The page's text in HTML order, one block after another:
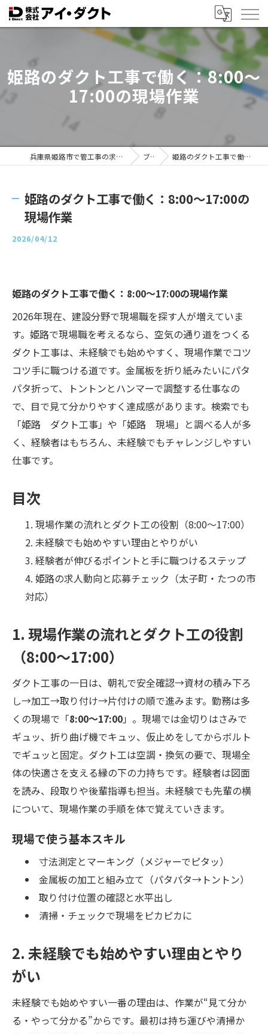
姫路のダクト工事で働く：8:00〜
17:00の現場作業
兵庫県姫路市で管工事の求人なら株式会社アイ・ダクト ブログ 姫路のダクト工事で働く：8:00〜17:00の現場作業
姫路のダクト工事で働く：8:00〜17:00の
現場作業
2026/04/12
姫路のダクト工事で働く：8:00〜17:00の現場作業
2026年現在、建設分野で現場職を探す人が増えていま
す。姫路で現場職を考えるなら、空気の通り道をつくる
ダクト工事は、未経験でも始めやすく、現場作業でコツ
コツ手に職つける道です。金属板を折り紙みたいにパタ
パタ折って、トントンとハンマーで調整する仕事なの
で、目で見て分かりやすく達成感があります。検索でも
「姫路 ダクト工事」や「姫路 現場」と調べる人が多
く、経験者はもちろん、未経験でもチャレンジしやすい
仕事です。
目次
現場作業の流れとダクト工の役割（8:00〜17:00）
未経験でも始めやすい理由とやりがい
経験者が伸びるポイントと手に職つけるステップ
姫路の求人動向と応募チェック（太子町・たつの市
対応）
1. 現場作業の流れとダクト工の役割
（8:00〜17:00）
ダクト工事の一日は、朝礼で安全確認→資材の積み下ろ
し→加工→取り付け→片付けの順で進みます。勤務は多
くの現場で「8:00〜17:00」。現場では金切りはさみで
ギュッ、折り曲げ機でキュッ、仮止めをしてからボルト
でギュッと固定。ダクト工は空調・換気の要で、現場全
体の快適さを支える縁の下の力持ちです。経験者は図面
を読み、段取りや後輩指導も担当。未経験でも先輩の横
について、現場作業の手順を体で覚えていきます。
現場で使う基本スキル
寸法測定とマーキング（メジャーでピタッ）
金属板の加工と組み立て（パタパタ→トントン）
取り付け位置の確認と水平出し
清掃・チェックで現場をピカピカに
2. 未経験でも始めやすい理由とやり
がい
未経験でも始めやすい一番の理由は、作業が“見て分か
る・やって分かる”からです。最初は持ち運びや清掃か